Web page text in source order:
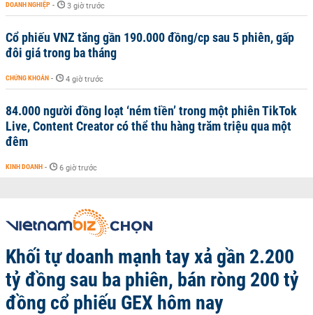
DOANH NGHIỆP - 3 giờ trước
Cổ phiếu VNZ tăng gần 190.000 đồng/cp sau 5 phiên, gấp
đôi giá trong ba tháng
CHỨNG KHOÁN - 4 giờ trước
84.000 người đồng loạt ‘ném tiền’ trong một phiên TikTok
Live, Content Creator có thể thu hàng trăm triệu qua một
đêm
KINH DOANH - 6 giờ trước
Khối tự doanh mạnh tay xả gần 2.200
tỷ đồng sau ba phiên, bán ròng 200 tỷ
đồng cổ phiếu GEX hôm nay